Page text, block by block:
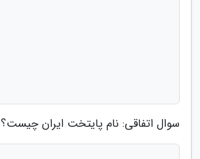
سوال اتفاقی: نام پایتخت ایران چیست؟